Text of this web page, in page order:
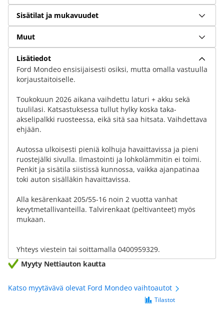
Sisätilat ja mukavuudet
Muut
Lisätiedot
Ford Mondeo ensisijaisesti osiksi, mutta omalla vastuulla
korjaustaitoiselle.
Toukokuun 2026 aikana vaihdettu laturi + akku sekä
tuulilasi. Katsastuksessa tullut hylky koska taka-
akselipalkki ruosteessa, eikä sitä saa hitsata. Vaihdettava
ehjään.
Autossa ulkoisesti pieniä kolhuja havaittavissa ja pieni
ruostejälki sivulla. Ilmastointi ja lohkolämmitin ei toimi.
Penkit ja sisätila siistissä kunnossa, vaikka ajanpatinaa
toki auton sisälläkin havaittavissa.
Alla kesärenkaat 205/55-16 noin 2 vuotta vanhat
kevytmetallivanteilla. Talvirenkaat (peltivanteet) myös
mukaan.
Yhteys viestein tai soittamalla 0400959329.
Myyty Nettiauton kautta
Katso myytävävä olevat Ford Mondeo vaihtoautot
Tilastot